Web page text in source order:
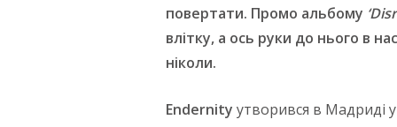
повертати. Промо альбому ‘
влітку, а ось руки до нього в
ніколи.
Endernity утворився в Мадриді